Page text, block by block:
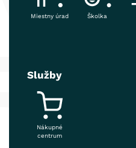
Miestny úrad Školka
Služby
Nákupné
centrum